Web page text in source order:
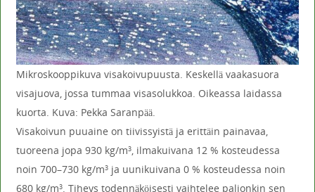
Mikroskooppikuva visakoivupuusta. Keskellä vaakasuora
visajuova, jossa tummaa visasolukkoa. Oikeassa laidassa
kuorta. Kuva: Pekka Saranpää.
Visakoivun puuaine on tiivissyistä ja erittäin painavaa,
tuoreena jopa 930 kg/m3, ilmakuivana 12 % kosteudessa
noin 700–730 kg/m3ja uunikuivana 0 % kosteudessa noin
680 kg/m3. Tiheys todennäköisesti vaihtelee paljonkin sen